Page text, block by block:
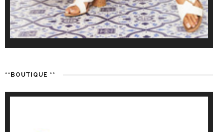
**BOUTIQUE **